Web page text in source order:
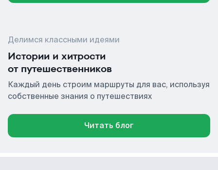
Делимся классными идеями
Истории и хитрости
от путешественников
Каждый день строим маршруты для вас, используя
собственные знания о путешествиях
Читать блог